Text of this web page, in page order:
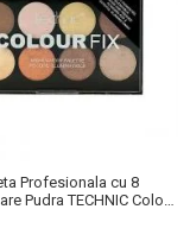
Profesionala cu 8
Pudra TECHNIC Colour